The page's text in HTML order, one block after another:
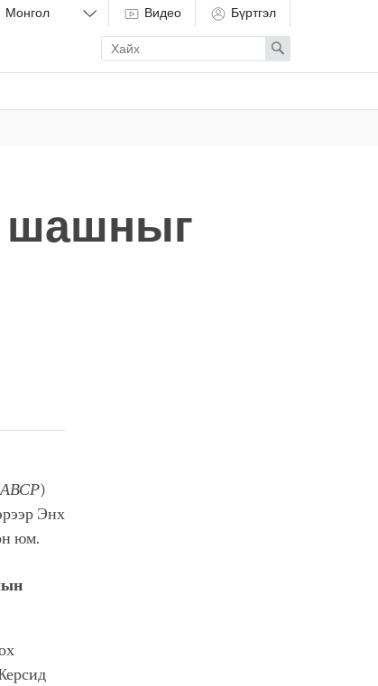
Видео Бүртгэл
Enter
search
term
Search
шашныг
АВСР)
Энх
юм.